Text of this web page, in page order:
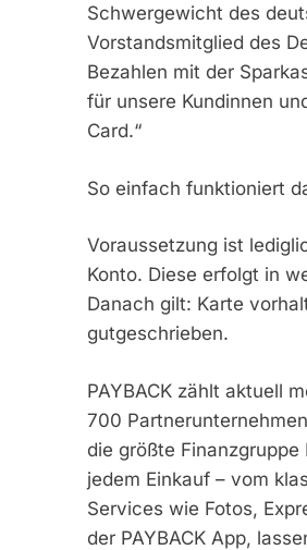
Schwergewicht des
Vorstandsmitglied des
Bezahlen mit der
für unsere Kundinnen
Card.“
So einfach funktioniert
Voraussetzung ist
Konto. Diese erfolgt in
Danach gilt: Karte
gutgeschrieben.
PAYBACK zählt aktuell
700
die größte Finanzgruppe
jedem Einkauf – vom
Services wie Fotos,
der PAYBACK App,